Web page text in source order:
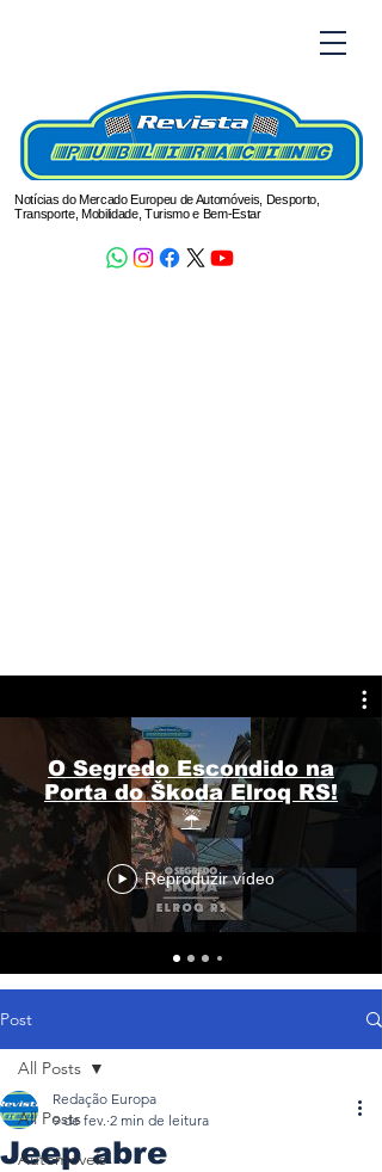
Notícias do Mercado Europeu de Automóveis, Desporto,
Transporte, Mobilidade, Turismo e Bem-Estar
O Segredo Escondido na
Porta do Škoda Elroq RS!
☔
Reproduzir vídeo
Post
All Posts
Automóveis
All Posts
Jeep abre
Redação Europa
9 de fev. 2 min de leitura